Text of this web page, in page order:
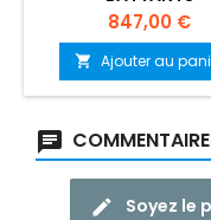
Prix
847,00 €
 Ajouter au
Soyez le